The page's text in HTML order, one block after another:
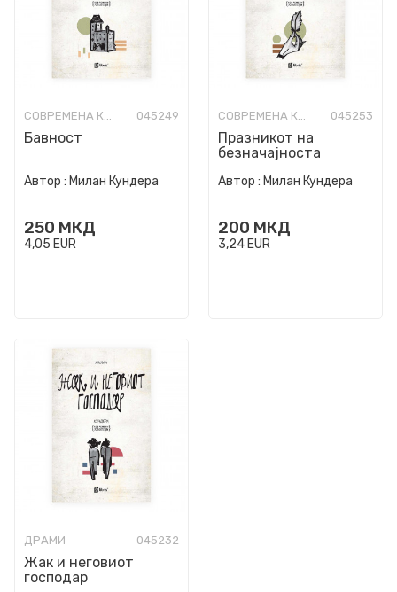
СОВРЕМЕНА КНИЖЕВНОСТ 045249
Бавност
Автор : Милан Кундера
250 МКД
4,05 EUR
СОВРЕМЕНА КНИЖЕВНОСТ 045253
Празникот на
безначајноста
Автор : Милан Кундера
200 МКД
3,24 EUR
ДРАМИ 045232
Жак и неговиот
господар